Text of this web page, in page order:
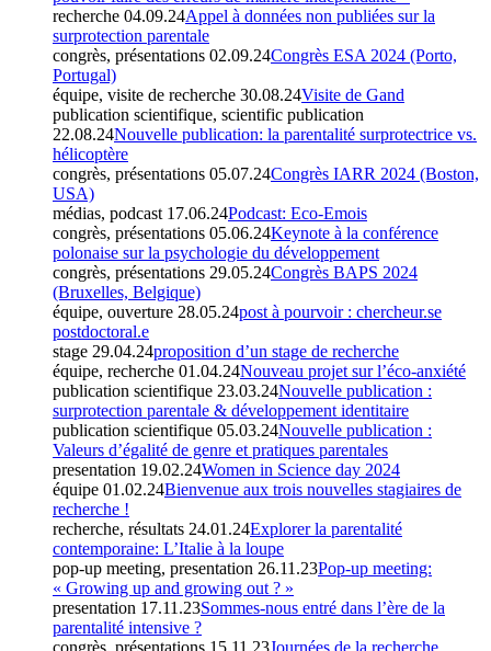
recherche 04.09.24Appel à données non publiées sur la
surprotection parentale
congrès, présentations 02.09.24Congrès ESA 2024 (Porto,
Portugal)
équipe, visite de recherche 30.08.24Visite de Gand
publication scientifique, scientific publication
22.08.24Nouvelle publication: la parentalité surprotectrice vs.
hélicoptère
congrès, présentations 05.07.24Congrès IARR 2024 (Boston,
USA)
médias, podcast 17.06.24Podcast: Eco-Emois
congrès, présentations 05.06.24Keynote à la conférence
polonaise sur la psychologie du développement
congrès, présentations 29.05.24Congrès BAPS 2024
(Bruxelles, Belgique)
équipe, ouverture 28.05.24post à pourvoir : chercheur.se
postdoctoral.e
stage 29.04.24proposition d’un stage de recherche
équipe, recherche 01.04.24Nouveau projet sur l’éco-anxiété
publication scientifique 23.03.24Nouvelle publication :
surprotection parentale & développement identitaire
publication scientifique 05.03.24Nouvelle publication :
Valeurs d’égalité de genre et pratiques parentales
presentation 19.02.24Women in Science day 2024
équipe 01.02.24Bienvenue aux trois nouvelles stagiaires de
recherche !
recherche, résultats 24.01.24Explorer la parentalité
contemporaine: L’Italie à la loupe
pop-up meeting, presentation 26.11.23Pop-up meeting:
« Growing up and growing out ? »
presentation 17.11.23Sommes-nous entré dans l’ère de la
parentalité intensive ?
congrès, présentations 15.11.23Journées de la recherche